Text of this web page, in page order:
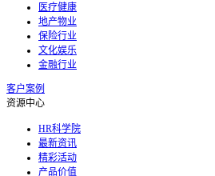
医疗健康
地产物业
保险行业
文化娱乐
金融行业
客户案例
资源中心
HR科学院
最新资讯
精彩活动
产品价值